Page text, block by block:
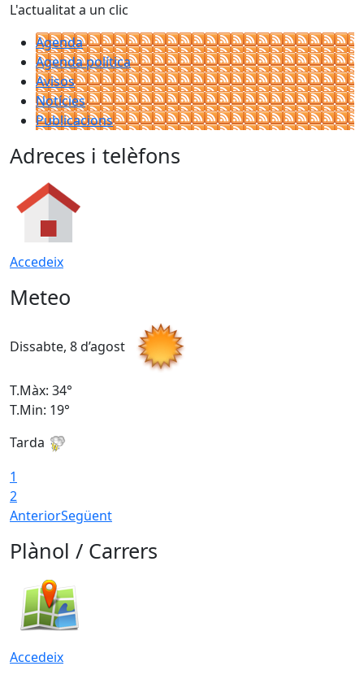
L'actualitat a un clic
Agenda
Agenda política
Avisos
Notícies
Publicacions
Adreces i telèfons
Accedeix
Meteo
Dissabte, 8 d’agost
T.Màx: 34°
T.Min: 19°
Tarda
1
2
AnteriorSegüent
Plànol / Carrers
Accedeix